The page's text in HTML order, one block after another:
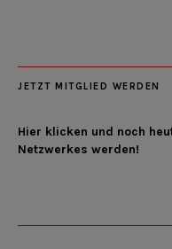
JETZT MITGLIED WERDEN
Hier klicken und noch
Netzwerkes werden!